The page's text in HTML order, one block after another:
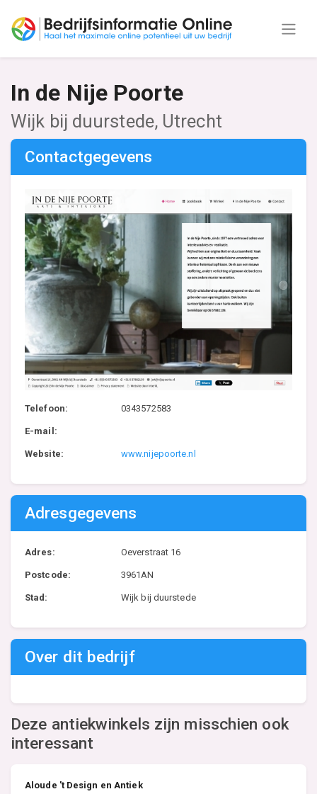
In de Nije Poorte
Wijk bij duurstede, Utrecht
Contactgegevens
Telefoon: 0343572583
E-mail:
Website: www.nijepoorte.nl
Adresgegevens
Adres: Oeverstraat 16
Postcode: 3961AN
Stad: Wijk bij duurstede
Over dit bedrijf
Deze antiekwinkels zijn misschien ook
interessant
Aloude 't Design en Antiek